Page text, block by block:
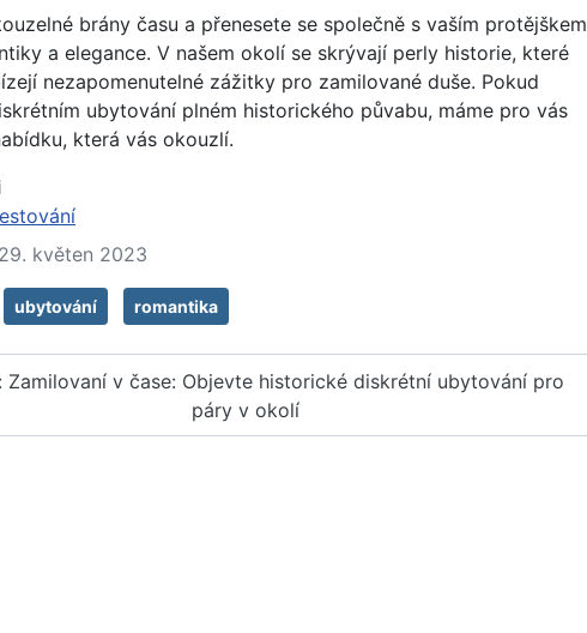
brány času a přenesete se společně s vaším protějškem
a elegance. V našem okolí se skrývají perly historie, které
nezapomenutelné zážitky pro zamilované duše. Pokud
ubytování plném historického půvabu, máme pro vás
která vás okouzlí.
květen 2023
ubytování romantika
Zamilovaní v čase: Objevte historické diskrétní ubytování pro
páry v okolí